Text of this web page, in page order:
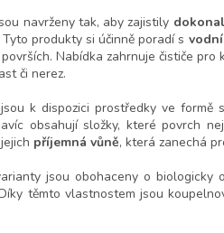
navrženy tak, aby zajistily
produkty si účinně poradí s
Nabídka zahrnuje čističe
či nerez.
k dispozici prostředky ve
obsahují složky, které povrch
příjemná vůně, která zanechá
jsou obohaceny o biologicky
těmto vlastnostem jsou